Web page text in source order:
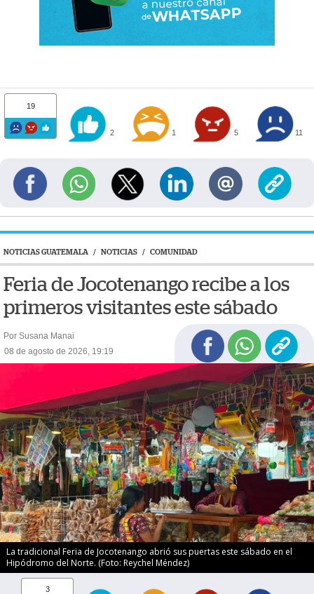
19
2 1 5 11
NOTICIAS GUATEMALA / NOTICIAS / COMUNIDAD
Feria de Jocotenango recibe a los
primeros visitantes este sábado
Por Susana Manai
08 de agosto de 2026, 19:19
La tradicional Feria de Jocotenango abrió sus puertas este sábado en el
Hipódromo del Norte. (Foto: Reychel Méndez)
3